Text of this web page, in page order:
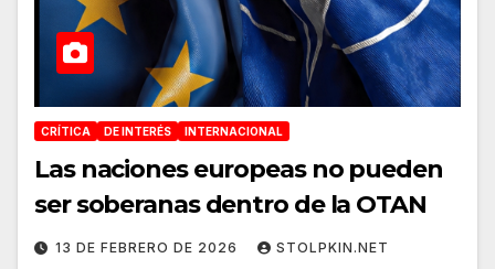
CRÍTICA DE INTERÉS INTERNACIONAL
Las naciones europeas no pueden
ser soberanas dentro de la OTAN
13 DE FEBRERO DE 2026 STOLPKIN.NET